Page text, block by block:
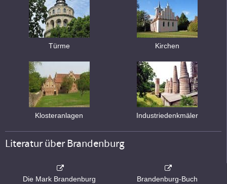
Türme Kirchen
Klosteranlagen Industriedenkmäler
Literatur über Brandenburg
Die Mark Brandenburg Brandenburg-Buch